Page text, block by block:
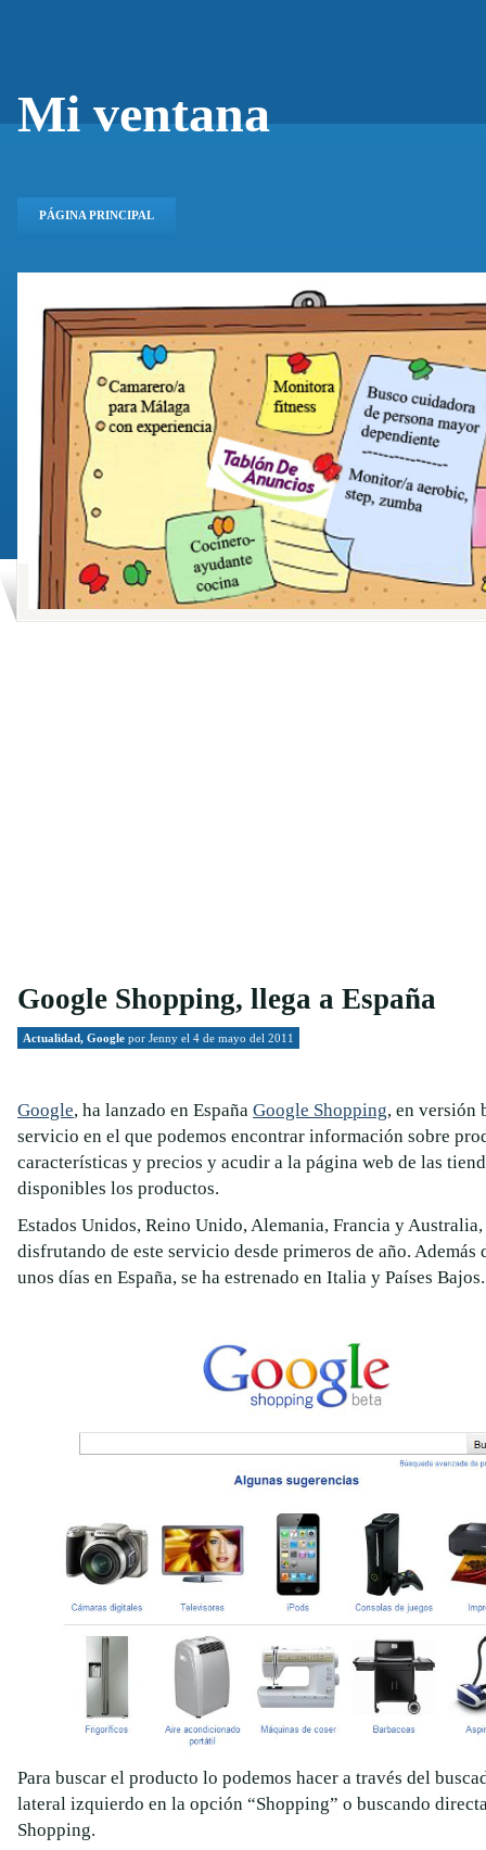
Mi ventana
PÁGINA PRINCIPAL
Google Shopping, llega a España
Actualidad, Google por Jenny el 4 de mayo del 2011
Google, ha lanzado en España Google Shopping, en versión
servicio en el que podemos encontrar información sobre
características y precios y acudir a la página web de las
disponibles los productos.
Estados Unidos, Reino Unido, Alemania, Francia y Australia,
disfrutando de este servicio desde primeros de año. Además
unos días en España, se ha estrenado en Italia y Países Bajos.
Para buscar el producto lo podemos hacer a través del
lateral izquierdo en la opción “Shopping” o buscando
Shopping.